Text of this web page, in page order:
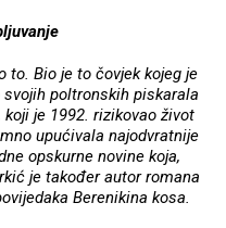
to. Bio je to čovjek kojeg je
poltronskih piskarala
je 1992. rizikovao život
upućivala najodvratnije
opskurne novine koja,
je također autor romana
Berenikina kosa.